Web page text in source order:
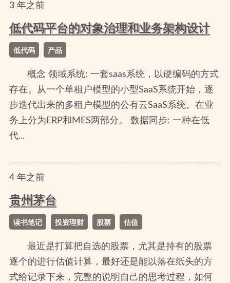
3年之前
低代码平台的对象治理和业务架构设计
低代码 产品
概念 领域系统: 一套saas系统，以硬编码的方式
存在。从一个单租户模型的小型SaaS系统开始，逐
步迭代出来的多租户模型的公有云SaaS系统。在业
务上分为ERP和MES两部分。 数据同步: 一种在低
代...
4年之前
贵州茅台
读书笔记 投资理财 股票 估值
最近是打算把自选的股票，尤其是持有的股票
逐个的进行估值计算，最好还是能以落在纸头的方
式给记录下来，完整的说明自己的思考过程，如何